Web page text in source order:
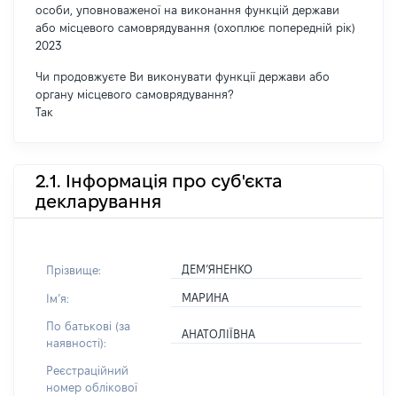
особи, уповноваженої на виконання функцій держави
або місцевого самоврядування (охоплює попередній рік)
2023
Чи продовжуєте Ви виконувати функції держави або
органу місцевого самоврядування?
Так
2.1. Інформація про суб'єкта
декларування
Прізвище: ДЕМ’ЯНЕНКО
Імʼя: МАРИНА
По батькові (за
наявності):
АНАТОЛІЇВНА
Реєстраційний
номер облікової